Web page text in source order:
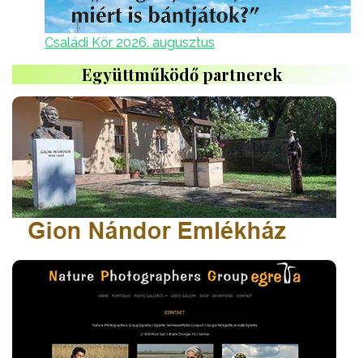
Családi Kör 2026. augusztus
Együttműködő partnerek